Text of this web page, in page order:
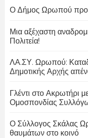
Ο Δήμος Ωρωπού
Μια αξέχαστη
Πολιτεία!
ΛΑ.ΣΥ. Ωρωπού:
Δημοτικής Αρχής
Γλέντι στο Ακρωτήρι
Ομοσπονδίας
Ο Σύλλογος Σκάλας
θαυμάτων στο κοινό